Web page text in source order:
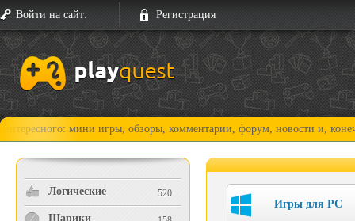
Войти на сайт: Регистрация
мини игры, обзоры, комментарии, форум, новости и, конечно,
Логические 520
Шарики
Игры для PC